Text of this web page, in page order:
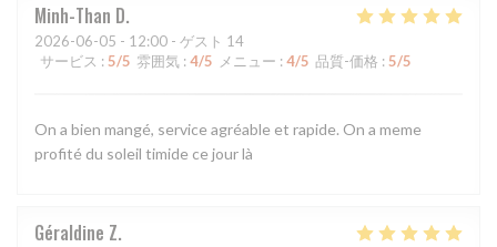
Minh-Than D
2026-06-05 - 12:00 - ゲスト 14
サービス : 5/5 雰囲気 : 4/5 メニュー : 4/5 品質-価格 : 5/5
On a bien mangé, service agréable et rapide. On a meme
profité du soleil timide ce jour là
Géraldine Z